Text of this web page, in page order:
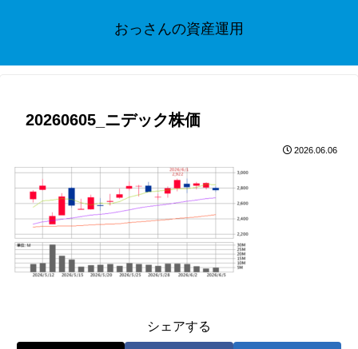
おっさんの資産運用
20260605_ニデック株価
2026.06.06
シェアする